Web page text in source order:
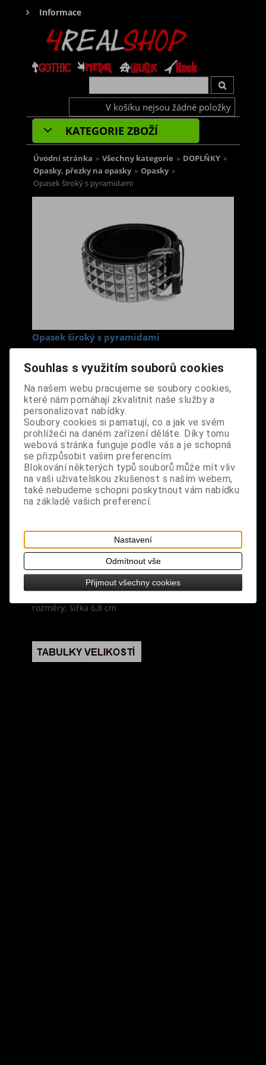
Informace
V košíku nejsou žádné položky
KATEGORIE ZBOŽÍ
Úvodní stránka » Všechny kategorie » DOPLŇKY »
Opasky, přezky na opasky » Opasky »
Opasek široký s pyramidami
Opasek široký s pyramidami
100 cm
Dodání dny:skladem
ks
Koupit
Tabulky velikostí: zde
Výrobce:import DE
Katalogové číslo:DOMBOPABPUS7084
Záruka (měsíců):24
materiál: kůže, polyuretan, kov
design: široký černý opasek s kovovými
pyramidami stříbrné barvy
rozměry: šířka 6,8 cm
Souhlas s využitím souborů cookies
Na našem webu pracujeme se soubory cookies,
které nám pomáhají zkvalitnit naše služby a
personalizovat nabídky.
Soubory cookies si pamatují, co a jak ve svém
prohlížeči na daném zařízení děláte. Díky tomu
webová stránka funguje podle vás a je schopná
se přizpůsobit vašim preferencím.
Blokování některých typů souborů může mít vliv
na vaši uživatelskou zkušenost s naším webem,
také nebudeme schopni poskytnout vám nabídku
na základě vašich preferencí.
Nastavení
Odmítnout vše
Přijmout všechny cookies